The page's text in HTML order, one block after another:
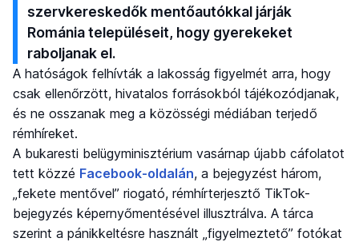
szervkereskedők mentőautókkal járják
Románia településeit, hogy gyerekeket
raboljanak el.
A hatóságok felhívták a lakosság figyelmét arra, hogy
csak ellenőrzött, hivatalos forrásokból tájékozódjanak,
és ne osszanak meg a közösségi médiában terjedő
rémhíreket.
A bukaresti belügyminisztérium vasárnap újabb cáfolatot
tett közzé Facebook-oldalán, a bejegyzést három,
„fekete mentővel” riogató, rémhírterjesztő TikTok-
bejegyzés képernyőmentésével illusztrálva. A tárca
szerint a pánikkeltésre használt „figyelmeztető” fotókat